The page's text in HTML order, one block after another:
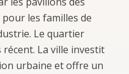
les familles de
Le quartier
La ville investit
urbaine et offre un